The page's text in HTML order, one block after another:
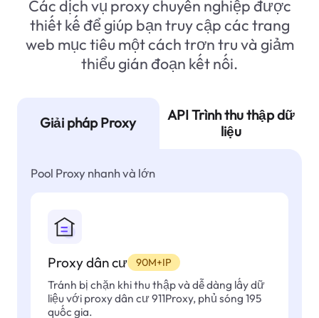
Các dịch vụ proxy chuyên nghiệp được
thiết kế để giúp bạn truy cập các trang
web mục tiêu một cách trơn tru và giảm
thiểu gián đoạn kết nối.
Giải pháp Proxy
API Trình thu thập dữ
liệu
Pool Proxy nhanh và lớn
Proxy dân cư 90M+IP
Tránh bị chặn khi thu thập và dễ dàng lấy dữ
liệu với proxy dân cư 911Proxy, phủ sóng 195
quốc gia.